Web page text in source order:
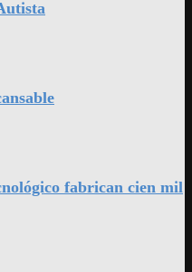
fabrican cien mil